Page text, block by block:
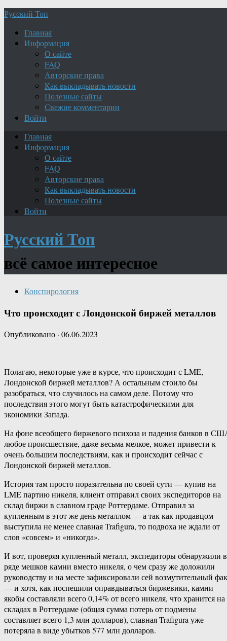
Русский Топ
Главная
Информация
О сайте
FAQ
Авторские права
Как выкладывать новости
Полезные сайты
Свежие комментарии
Войти
Главная
Информация
О сайте
FAQ
Авторские права
Как выкладывать новости
Полезные сайты
Войти
Русский Топ
всё самое интересное
Конспирология
Что происходит с Лондонской биржей металлов
Опубликовано · 06.06.2023
Полагаю, некоторые уже в курсе, что происходит с LME,
Лондонской биржей металлов? А остальным стоило бы
разобраться, что случилось на самом деле. Потому что
последствия этого могут быть катастрофическими для
экономики Запада.
На фоне всеобщего биржевого психоза и падения банков в
любое происшествие, даже весьма мелкое, может привести к
очень большим последствиям, как и происходит сейчас с
Лондонской биржей металлов.
История там просто поразительна по своей сути — купив на
LME партию никеля, клиент отправил своих экспедиторов на
склад биржи в славном граде Роттердаме. Отправил за
купленным в этот же день металлом — а так как продавцом
выступила не менее славная Trafigura, то подвоха не ждали от
слов «совсем» и «никогда».
И вот, проверяя купленный металл, экспедиторы обнаружили в
ряде мешков камни вместо никеля, о чем сразу же доложили
руководству и на месте зафиксировали сей возмутительный
— и хотя, как поспешили оправдываться биржевики, камни
якобы составляли всего 0,14% от всего никеля, что хранится на
складах в Роттердаме (общая сумма потерь от подмены
составляет всего 1,3 млн долларов), славная Trafigura уже
потеряла в виде убытков 577 млн долларов.